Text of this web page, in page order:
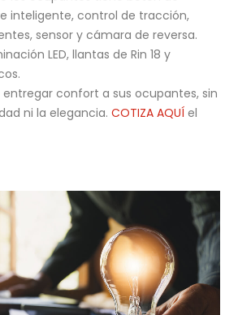
inteligente, control de tracción,
sensor y cámara de reversa.
LED, llantas de Rin 18 y
entregar confort a sus ocupantes, sin
ni la elegancia.COTIZA AQUÍ el